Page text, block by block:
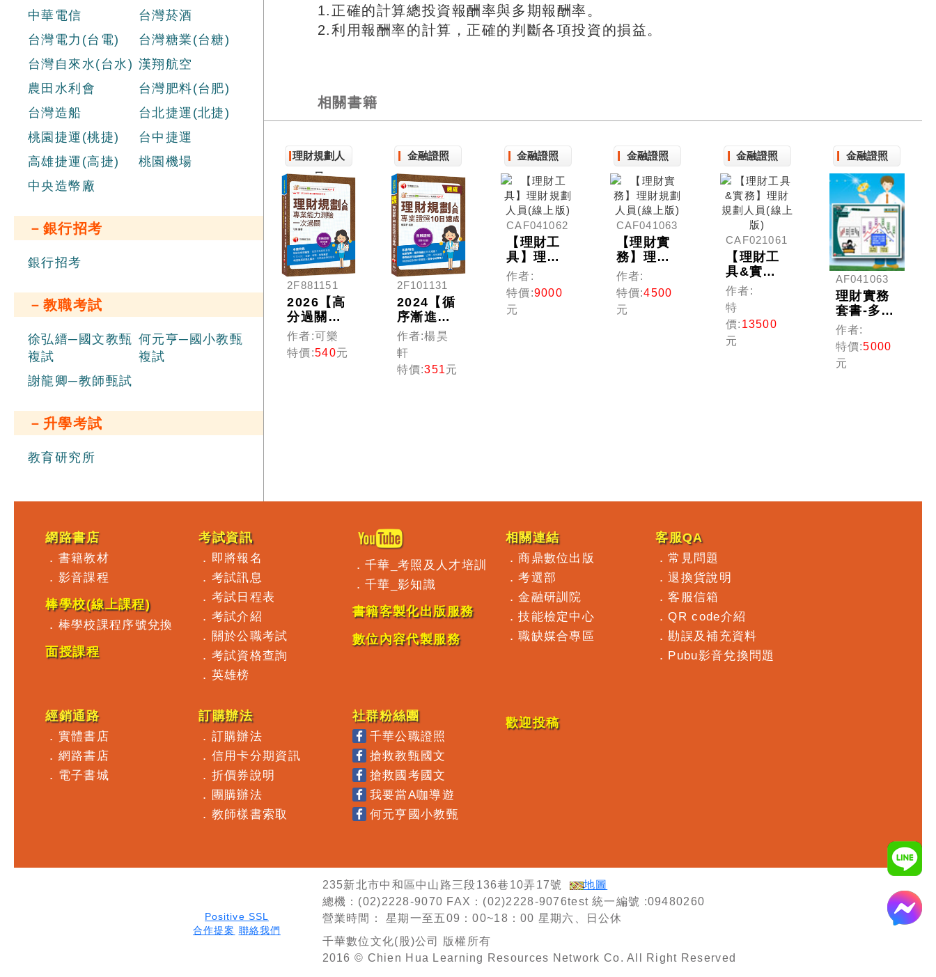
中華電信
台灣菸酒
台灣電力(台電)
台灣糖業(台糖)
台灣自來水(台水) 漢翔航空
農田水利會
台灣肥料(台肥)
台灣造船
台北捷運(北捷)
桃園捷運(桃捷)
台中捷運
高雄捷運(高捷)
桃園機場
中央造幣廠
－銀行招考
銀行招考
－教職考試
徐弘縉─國文教甄
複試
何元亨─國小教甄
複試
謝龍卿─教師甄試
－升學考試
教育研究所
1.正確的計算總投資報酬率與多期報酬率。
2.利用報酬率的計算，正確的判斷各項投資的損益。
相關書籍
理財規劃人
員
2F881151
2026【高
分過關看
這本!】理
財規劃人
員專業能
作者:可樂
特價:540元
金融證照
2F101131
2024【循
序漸進的
10日規
劃】理財
規劃人員
專業證照
作者:楊昊
軒
特價:351元
金融證照
CAF041062
【理財工
具】理財
規劃人員
(線上版)
作者:
特價:9000
元
金融證照
CAF041063
【理財實
務】理財
規劃人員
(線上版)
作者:
特價:4500
元
金融證照
CAF021061
【理財工
具&實
務】理財
規劃人員
(線上版)
作者:
特
價: 13500
元
金融證照
AF041063
理財實務
套書-多媒
體課程(理
財規劃人
員)
作者:
特價:5000
元
網路書店
． 書籍教材
． 影音課程
棒學校(線上課程)
． 棒學校課程序號兌換
面授課程
考試資訊
． 即將報名
． 考試訊息
． 考試日程表
． 考試介紹
． 關於公職考試
． 考試資格查詢
． 英雄榜
．千華_考照及人才培訓
．千華_影知識
書籍客製化出版服務
數位內容代製服務
相關連結
．商鼎數位出版
．考選部
．金融研訓院
．技能檢定中心
．職缺媒合專區
客服QA
．常見問題
．退換貨說明
．客服信箱
．QR code介紹
．勘誤及補充資料
． Pubu影音兌換問題
經銷通路
． 實體書店
． 網路書店
． 電子書城
訂購辦法
． 訂購辦法
． 信用卡分期資訊
． 折價券說明
．
團購辦法
． 教師樣書索取
社群粉絲團
千華公職證照
搶救教甄國文
搶救國考國文
我要當A咖導遊
何元亨國小教甄
歡迎投稿
Positive SSL
合作提案 聯絡我們
235新北市中和區中山路三段136巷10弄17號
地圖
總機：(02)2228-9070 FAX：(02)2228-9076test 統一編號 :09480260
營業時間：
星期一至五09：00~18：00 星期六、日公休
千華數位文化(股)公司 版權所有
2016 © Chien Hua Learning Resources Network Co. All Right Reserved